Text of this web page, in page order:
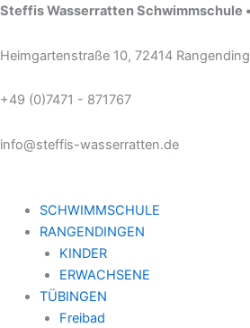
Zum
springen
Steffis Wasserratten Schwimmschule •
Heimgartenstraße 10, 72414
+49 (0)7471 - 871767
info@steffis-wasserratten.de
SCHWIMMSCHULE
RANGENDINGEN
KINDER
ERWACHSENE
TÜBINGEN
Freibad